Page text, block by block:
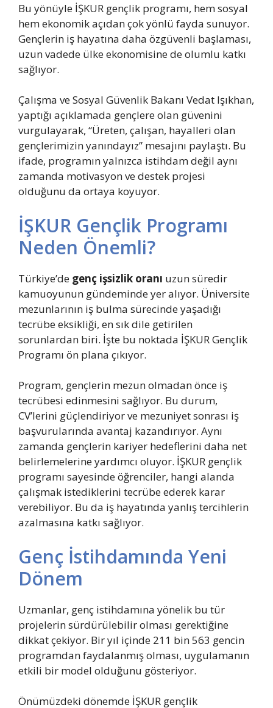
Bu yönüyle İŞKUR gençlik programı, hem sosyal
hem ekonomik açıdan çok yönlü fayda sunuyor.
Gençlerin iş hayatına daha özgüvenli başlaması,
uzun vadede ülke ekonomisine de olumlu katkı
sağlıyor.
Çalışma ve Sosyal Güvenlik Bakanı Vedat Işıkhan,
yaptığı açıklamada gençlere olan güvenini
vurgulayarak, “Üreten, çalışan, hayalleri olan
gençlerimizin yanındayız” mesajını paylaştı. Bu
ifade, programın yalnızca istihdam değil aynı
zamanda motivasyon ve destek projesi
olduğunu da ortaya koyuyor.
İŞKUR Gençlik Programı
Neden Önemli?
Türkiye’de genç işsizlik oranı uzun süredir
kamuoyunun gündeminde yer alıyor. Üniversite
mezunlarının iş bulma sürecinde yaşadığı
tecrübe eksikliği, en sık dile getirilen
sorunlardan biri. İşte bu noktada İŞKUR Gençlik
Programı ön plana çıkıyor.
Program, gençlerin mezun olmadan önce iş
tecrübesi edinmesini sağlıyor. Bu durum,
CV’lerini güçlendiriyor ve mezuniyet sonrası iş
başvurularında avantaj kazandırıyor. Aynı
zamanda gençlerin kariyer hedeflerini daha net
belirlemelerine yardımcı oluyor. İŞKUR gençlik
programı sayesinde öğrenciler, hangi alanda
çalışmak istediklerini tecrübe ederek karar
verebiliyor. Bu da iş hayatında yanlış tercihlerin
azalmasına katkı sağlıyor.
Genç İstihdamında Yeni
Dönem
Uzmanlar, genç istihdamına yönelik bu tür
projelerin sürdürülebilir olması gerektiğine
dikkat çekiyor. Bir yıl içinde 211 bin 563 gencin
programdan faydalanmış olması, uygulamanın
etkili bir model olduğunu gösteriyor.
Önümüzdeki dönemde İŞKUR gençlik